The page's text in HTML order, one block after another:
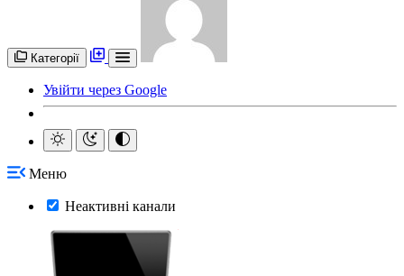
Категорії
Увійти через Google
Меню
Неактивні канали